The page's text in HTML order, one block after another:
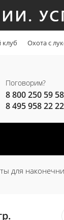
клуб Охота с
Поговорим?
8 800 250 59 58
8 495 958 22 22
для